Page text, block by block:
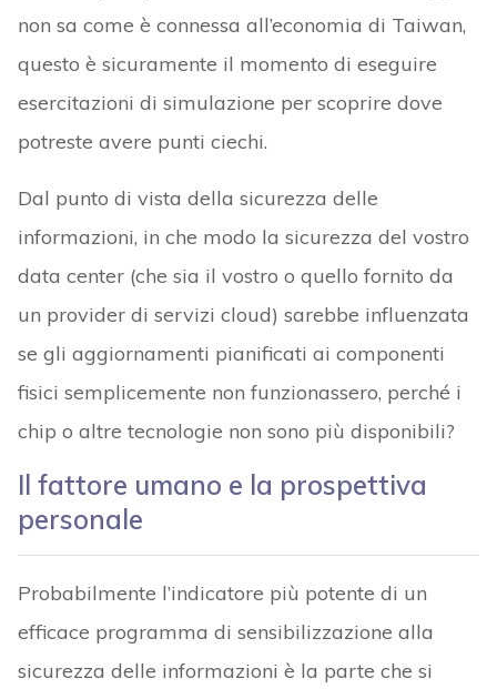
non sa come è connessa all’economia di Taiwan,
questo è sicuramente il momento di eseguire
esercitazioni di simulazione per scoprire dove
potreste avere punti ciechi.
Dal punto di vista della sicurezza delle
informazioni, in che modo la sicurezza del vostro
data center (che sia il vostro o quello fornito da
un provider di servizi cloud) sarebbe influenzata
se gli aggiornamenti pianificati ai componenti
fisici semplicemente non funzionassero, perché i
chip o altre tecnologie non sono più disponibili?
Il fattore umano e la prospettiva
personale
Probabilmente l’indicatore più potente di un
efficace programma di sensibilizzazione alla
sicurezza delle informazioni è la parte che si